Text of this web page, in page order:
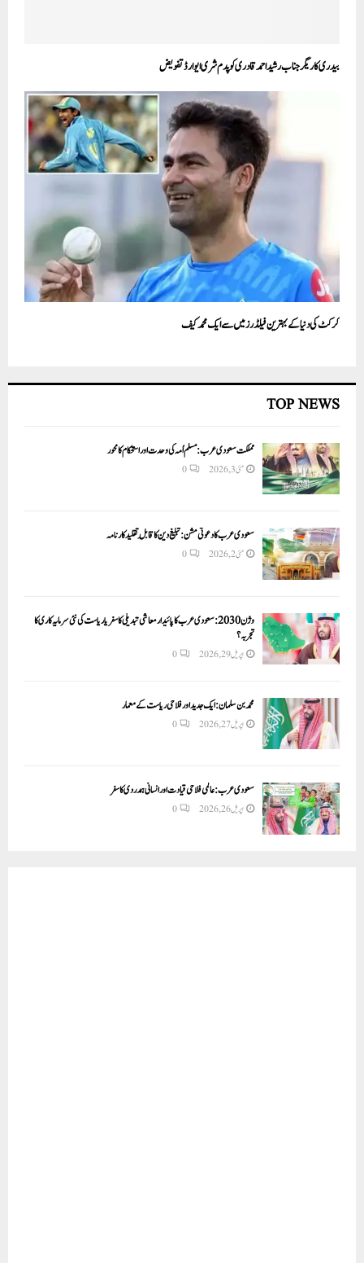
بیدری کاریگر جناب رشیداحمد قادری کو پدم شری ایوارڈ تفویض
کرکٹ کی دنیا کے بہترین فیلڈرز میں سے ایک محمد کیف
TOP NEWS
مملکت سعودی عرب: مسلم اُمہ کی وحدت اور استحکام کا محور
مئی 3, 2026 0
سعودی عرب کا دعوتی مشن: تبلیغ دین کا قابلِ تقلید کارنامہ
مئی 2, 2026 0
وژن 2030:سعودی عرب کا پائیدار معاشی تبدیلی کا سفر یا ریاست کی نئی سرمایہ کاری کا
تجربہ؟
اپریل 29, 2026 0
محمد بن سلمان: ایک جدید اور فلاحی ریاست کے معمار
اپریل 27, 2026 0
سعودی عرب: عالمی فلاحی قیادت اور انسانی ہمدردی کا سفر
اپریل 26, 2026 0